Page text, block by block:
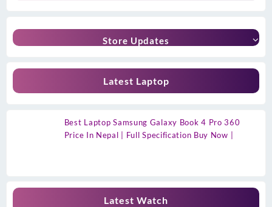
Store Updates
Latest Laptop
Best Laptop Samsung Galaxy Book 4 Pro 360
Price In Nepal | Full Specification Buy Now |
Latest Watch